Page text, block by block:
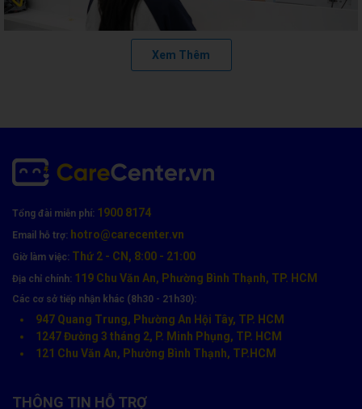
lòng và an tâm của khách hàng lên hàng đầu, chúng tôi cung cấp
dịch vụ thay pin điện thoại OPPO uy tín, tận tâm với giá cả minh
hạn và cam kết hoàn tiền 100% nếu không thực hiện đúng cam kết.
Tại đây, đội ngũ kỹ thuật viên chuyên nghiệp của chúng tôi sẽ
mang đến cho bạn dịch vụ sửa chữa nhanh chóng, với quy trình
minh bạch và bảo mật dữ liệu tuyệt đối. Chúng tôi còn cung cấp
các dịch vụ phụ kiện chính hãng và thu mua thiết bị cũ với giá tốt
nhất. Hãy đến với Care Center để trải nghiệm dịch vụ chuyên
nghiệp và an tâm tuyệt đối nhé!
Dịch vụ thay pin điện thoại
Xem Thêm
Tổng đài miễn phí: 1900 8174
Email hỗ trợ: hotro@carecenter.vn
Giờ làm việc: Thứ 2 - CN, 8:00 - 21:00
Địa chỉ chính: 119 Chu Văn An, Phường Bình Thạnh, TP. HCM
Các cơ sở tiếp nhận khác (8h30 - 21h30):
947 Quang Trung, Phường An Hội Tây, TP. HCM
1247 Đường 3 tháng 2, P. Minh Phụng, TP. HCM
121 Chu Văn An, Phường Bình Thạnh, TP.HCM
THÔNG TIN HỖ TRỢ